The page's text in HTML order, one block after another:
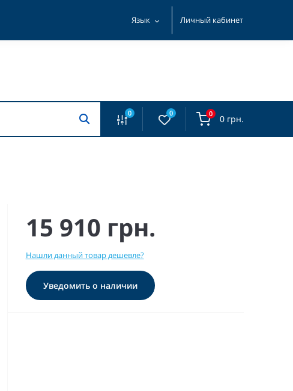
Язык Личный кабинет
0 0 0 0 грн.
15 910 грн.
Нашли данный товар дешевле?
Уведомить о наличии